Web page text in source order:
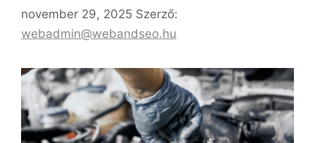
november 29, 2025 Szerző:
webadmin@webandseo.hu